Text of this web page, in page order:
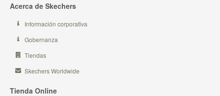
Acerca de Skechers
Información corporativa
Gobernanza
Tiendas
Skechers Worldwide
Tienda Online